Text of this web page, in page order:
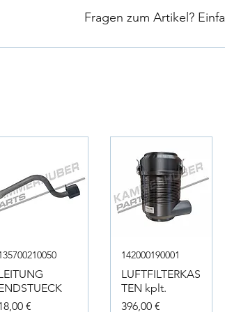
Fragen zum Artikel?
€
142000190001
LUFTFILTERKAS
TEN kplt.
Prezzo
396,00 €